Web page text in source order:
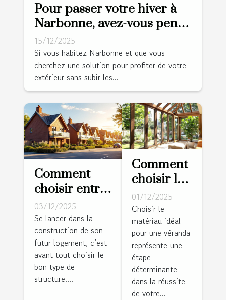
Pour passer votre hiver à
Narbonne, avez-vous pensé
à la pergola bioclimatique ?
15/12/2025
Si vous habitez Narbonne et que vous
cherchez une solution pour profiter de votre
extérieur sans subir les...
Comment
choisir entre
maison
traditionnelle
et maison
ossature bois
?
03/12/2025
Se lancer dans la
construction de son
futur logement, c’est
avant tout choisir le
bon type de
structure....
Comment
choisir le
bon
matériau
pour votre
véranda ?
01/12/2025
Choisir le
matériau idéal
pour une véranda
représente une
étape
déterminante
dans la réussite
de votre...